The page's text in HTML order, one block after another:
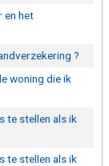
en het
?
woning die ik
te stellen als ik
te stellen als ik